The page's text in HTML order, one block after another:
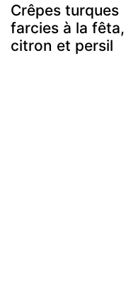
Crêpes turques
farcies à la fêta,
citron et persil